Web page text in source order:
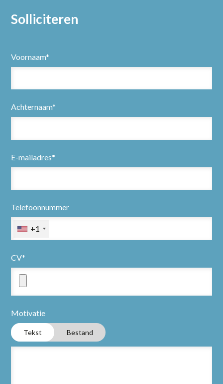
Home
Solliciteren
Voornaam*
Achternaam*
E-mailadres*
Telefoonnummer
+1
CV*
Motivatie
Tekst Bestand